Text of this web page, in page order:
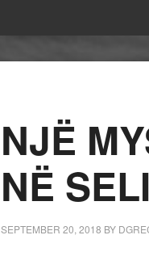
NJË
NË
SEPTEMBER 20, 2018 BY